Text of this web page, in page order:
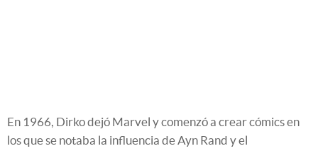
En 1966, Dirko dejó Marvel y comenzó a crear cómics en
los que se notaba la influencia de Ayn Rand y el